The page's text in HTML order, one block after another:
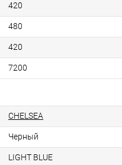
420
480
420
7200
CHELSEA
Черный
LIGHT BLUE